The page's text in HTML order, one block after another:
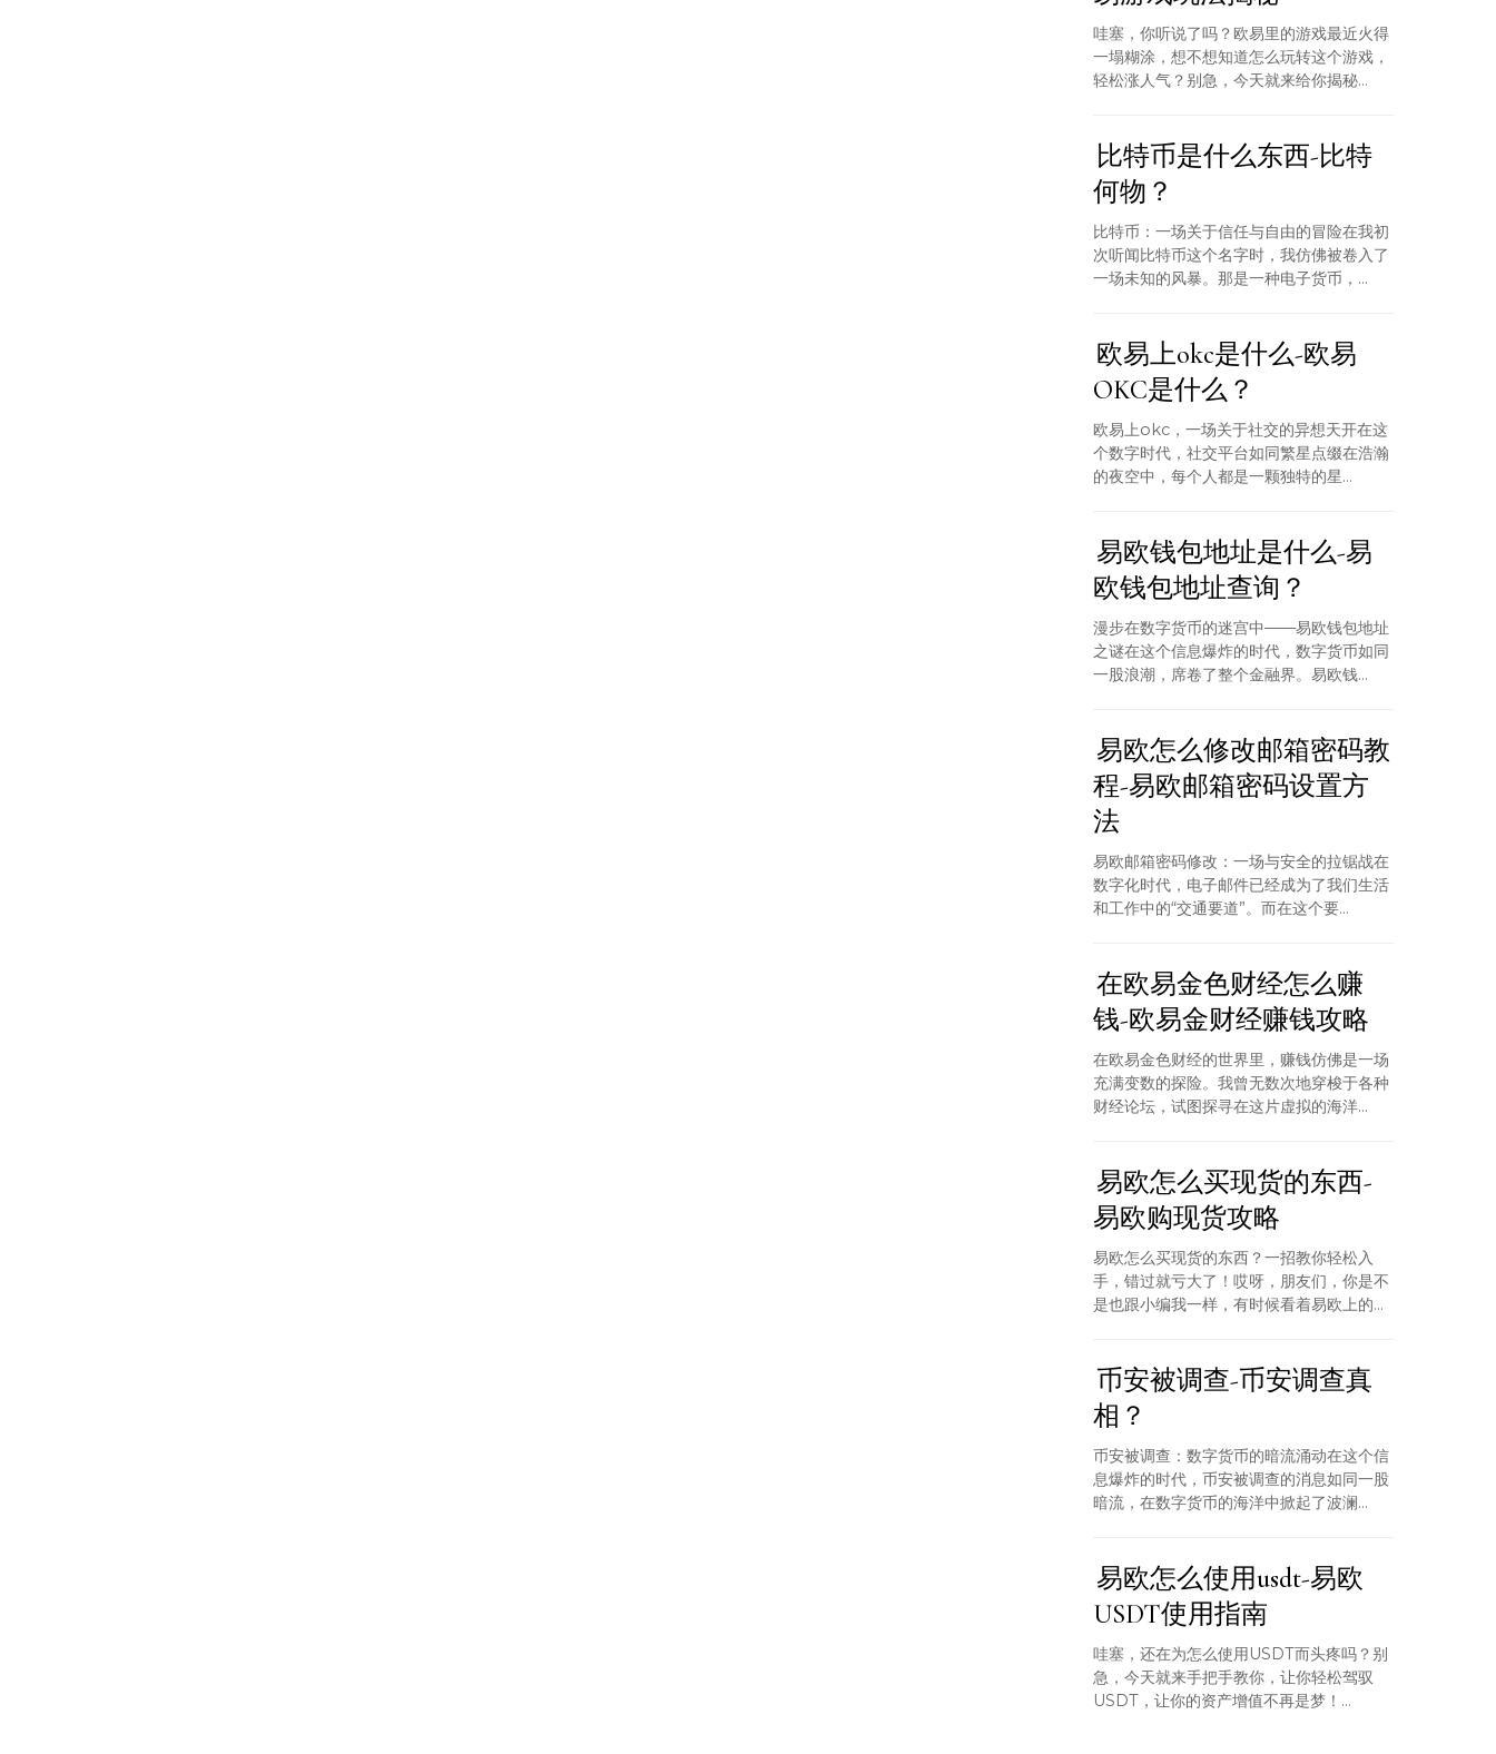
哇塞，你听说了吗？欧易里的游戏最近火得
一塌糊涂，想不想知道怎么玩转这个游戏，
轻松涨人气？别急，今天就来给你揭秘...
比特币是什么东西-比特
何物？
比特币：一场关于信任与自由的冒险在我初
次听闻比特币这个名字时，我仿佛被卷入了
一场未知的风暴。那是一种电子货币，...
欧易上okc是什么-欧易
OKC是什么？
欧易上okc，一场关于社交的异想天开在这
个数字时代，社交平台如同繁星点缀在浩瀚
的夜空中，每个人都是一颗独特的星...
易欧钱包地址是什么-易
欧钱包地址查询？
漫步在数字货币的迷宫中——易欧钱包地址
之谜在这个信息爆炸的时代，数字货币如同
一股浪潮，席卷了整个金融界。易欧钱...
易欧怎么修改邮箱密码教
程-易欧邮箱密码设置方
法
易欧邮箱密码修改：一场与安全的拉锯战在
数字化时代，电子邮件已经成为了我们生活
和工作中的“交通要道”。而在这个要...
在欧易金色财经怎么赚
钱-欧易金财经赚钱攻略
在欧易金色财经的世界里，赚钱仿佛是一场
充满变数的探险。我曾无数次地穿梭于各种
财经论坛，试图探寻在这片虚拟的海洋...
易欧怎么买现货的东西-
易欧购现货攻略
易欧怎么买现货的东西？一招教你轻松入
手，错过就亏大了！哎呀，朋友们，你是不
是也跟小编我一样，有时候看着易欧上的...
币安被调查-币安调查真
相？
币安被调查：数字货币的暗流涌动在这个信
息爆炸的时代，币安被调查的消息如同一股
暗流，在数字货币的海洋中掀起了波澜...
易欧怎么使用usdt-易欧
USDT使用指南
哇塞，还在为怎么使用USDT而头疼吗？别
急，今天就来手把手教你，让你轻松驾驭
USDT，让你的资产增值不再是梦！...